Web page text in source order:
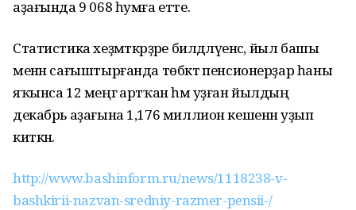
аҙағында 9 068 һумға етте.
Статистика хеҙмәткәрҙәре билдәләүенсә, йыл башы
менән сағыштырғанда төбәктә пенсионерҙар һаны
яҡынса 12 меңгә артҡан һәм уҙған йылдың
декабрь аҙағына 1,176 миллион кешенән уҙып
киткән.
http://www.bashinform.ru/news/1118238-v-
bashkirii-nazvan-sredniy-razmer-pensii-/